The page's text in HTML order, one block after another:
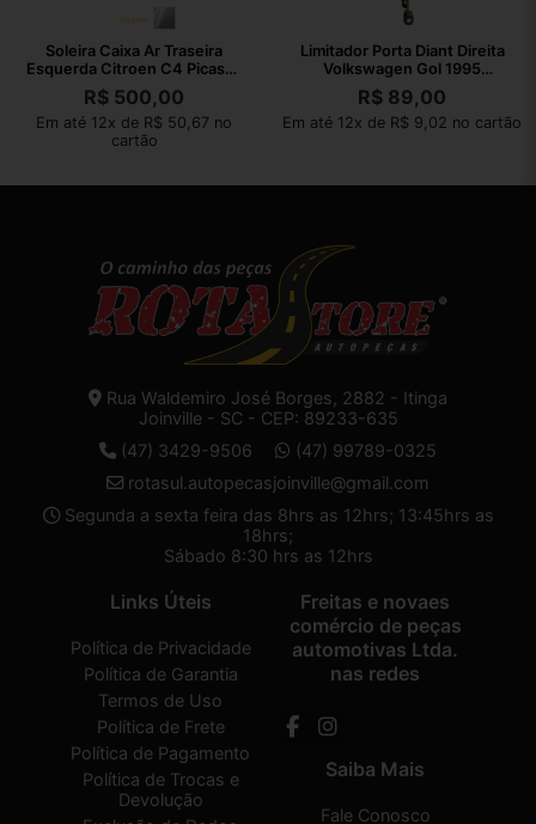
Soleira Caixa Ar Traseira
Esquerda Citroen C4 Picasso
2011
R$ 500,00
Em até 12x de R$ 50,67 no
cartão
Limitador Porta Diant Direita
Volkswagen Gol 1995
377837249
R$ 89,00
Em até 12x de R$ 9,02 no cartão
Rua Waldemiro José Borges, 2882 - Itinga
Joinville - SC - CEP: 89233-635
(47) 3429-9506
(47) 99789-0325
rotasul.autopecasjoinville@gmail.com
Segunda a sexta feira das 8hrs as 12hrs; 13:45hrs as
18hrs;
Sábado 8:30 hrs as 12hrs
Links Úteis
Política de Privacidade
Política de Garantia
Termos de Uso
Política de Frete
Política de Pagamento
Política de Trocas e
Devolução
Freitas e novaes
comércio de peças
automotivas Ltda.
nas redes
Saiba Mais
Fale Conosco